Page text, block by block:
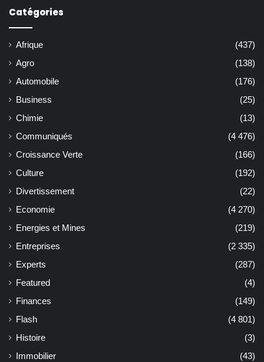
Catégories
Afrique
(437)
Agro
(138)
Automobile
(176)
Business
(25)
Chimie
(13)
Communiqués
(4 476)
Croissance Verte
(166)
Culture
(192)
Divertissement
(22)
Economie
(4 270)
Energies et Mines
(219)
Entreprises
(2 335)
Experts
(287)
Featured
(4)
Finances
(149)
Flash
(4 801)
Histoire
(3)
Immobilier
(43)